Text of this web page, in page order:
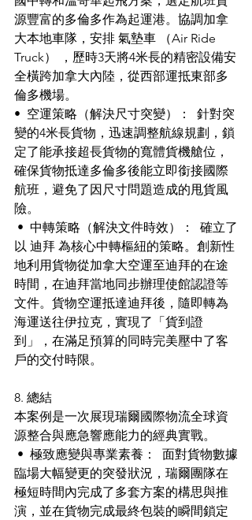
源豐富的多倫多作為起運港。協調加拿
大本地車隊，安排 氣墊車 （Air Ride
Truck） ，歷時3天將4米長的精密設備安
全橫跨加拿大內陸，從西部運抵東部多
倫多機場。
•  空運策略（解決尺寸突變）：  針對突
變的4米長貨物，迅速調整航線規劃，鎖
定了能承接超長貨物的寬體貨機艙位，
確保貨物抵達多倫多後能立即銜接國際
航班，避免了因尺寸問題造成的甩貨風
險。
以 迪拜 為核心中轉樞紐的策略。創新性
地利用貨物從加拿大空運至迪拜的在途
時間，在迪拜當地同步辦理使館認證等
文件。貨物空運抵達迪拜後，隨即轉為
海運送往伊拉克，實現了「貨到證
到」，在滿足預算的同時完美壓中了客
戶的交付時限。
8. 總結
本案例是一次展現瑞爾國際物流全球資
源整合與應急響應能力的經典實戰。
臨場大幅變更的突發狀況，瑞爾團隊在
極短時間內完成了多套方案的構思與推
演，並在貨物完成最終包裝的瞬間鎖定